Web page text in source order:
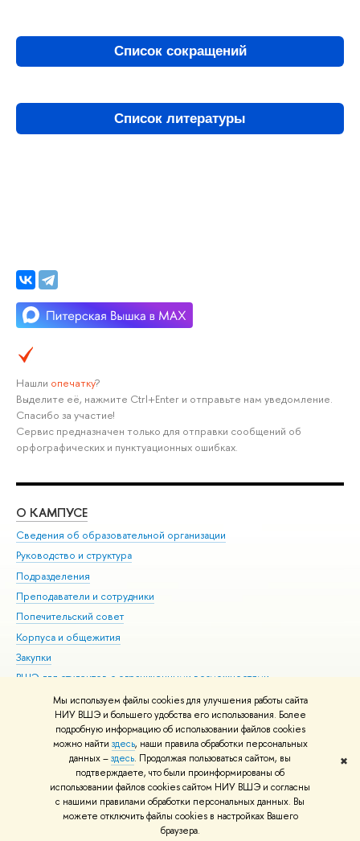
Мы используем файлы cookies для улучшения работы сайта
НИУ ВШЭ и большего удобства его использования. Более
подробную информацию об использовании файлов cookies
можно найти здесь, наши правила обработки персональных
данных –здесь. Продолжая пользоваться сайтом, вы
подтверждаете, что были проинформированы об
использовании файлов cookies сайтом НИУ ВШЭ и согласны
с нашими правилами обработки персональных данных. Вы
можете отключить файлы cookies в настройках Вашего
браузера.
✖
Список сокращений
Список литературы
Нашли опечатку?
Выделите её, нажмите Ctrl+Enter и отправьте нам уведомление.
Спасибо за участие!
Сервис предназначен только для отправки сообщений об
орфографических и пунктуационных ошибках.
О КАМПУСЕ
Сведения об образовательной организации
Руководство и структура
Подразделения
Преподаватели и сотрудники
Попечительский совет
Корпуса и общежития
Закупки
ВШЭ для студентов с ограниченными возможностями
здоровья и инвалидностью
Версия для слабовидящих
Единая платежная страница
© НИУ ВШЭ 1993–2026 Адреса и контакты Условия использования
материалов Политика конфиденциальности Карта сайта
Шрифты HSE Sans и HSE Slab разработаны вШколе дизайна НИУ ВШЭ